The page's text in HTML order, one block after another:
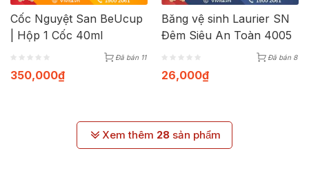
Cốc Nguyệt San BeUcup
| Hộp 1 Cốc 40ml
Đã bán 11
350,000₫
Băng vệ sinh Laurier SN
Đêm Siêu An Toàn 4005
Đã bán 8
26,000₫
Xem thêm 28 sản phẩm